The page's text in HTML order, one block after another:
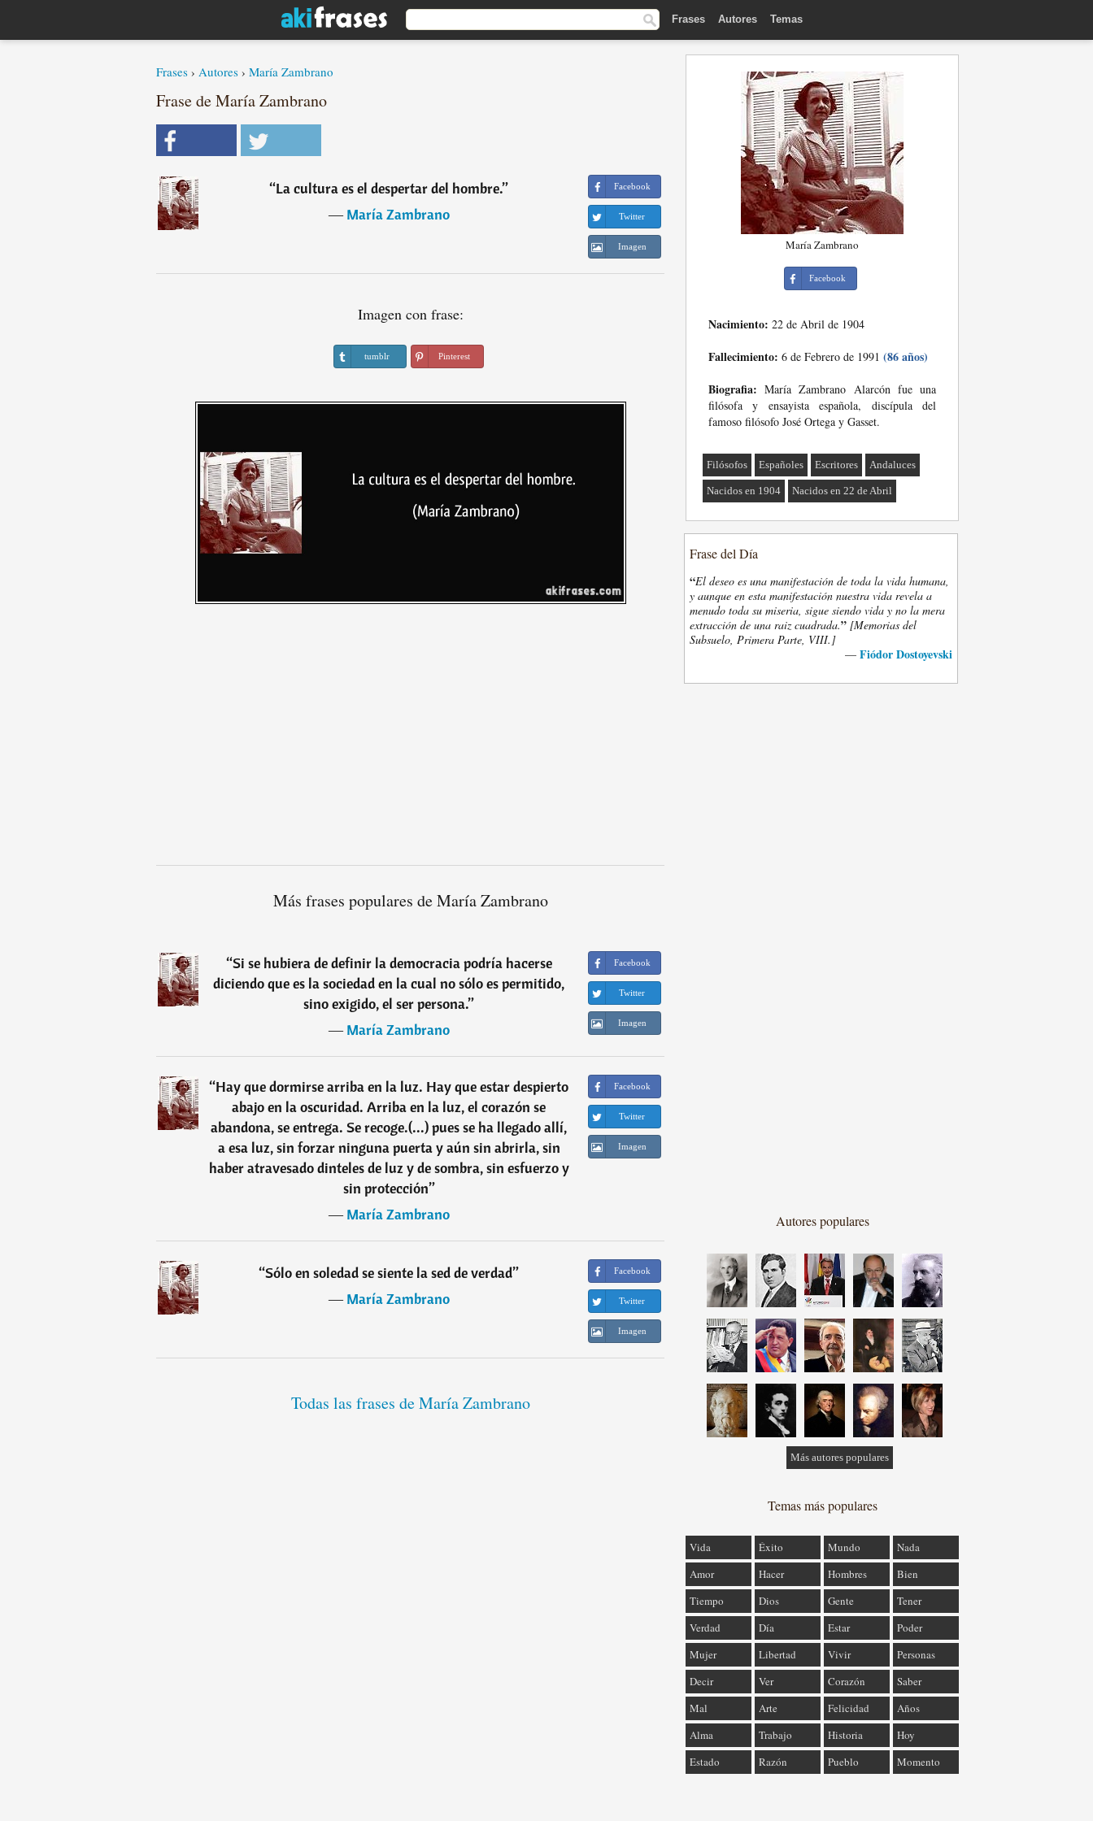
Frases Autores Temas
Frases › Autores › María Zambrano
Frase de María Zambrano
“La cultura es el despertar del hombre.”
―María Zambrano
Facebook
Twitter
Imagen
Imagen con frase:
tumblr Pinterest
Más frases populares de María Zambrano
“Si se hubiera de definir la democracia podría hacerse
diciendo que es la sociedad en la cual no sólo es permitido,
sino exigido, el ser persona.”
―María Zambrano
Facebook
Twitter
Imagen
“Hay que dormirse arriba en la luz. Hay que estar despierto
abajo en la oscuridad. Arriba en la luz, el corazón se
abandona, se entrega. Se recoge.(...) pues se ha llegado allí,
a esa luz, sin forzar ninguna puerta y aún sin abrirla, sin
haber atravesado dinteles de luz y de sombra, sin esfuerzo y
sin protección”
―María Zambrano
Facebook
Twitter
Imagen
“Sólo en soledad se siente la sed de verdad”
―María Zambrano
Facebook
Twitter
Imagen
Todas las frases de María Zambrano
María Zambrano
Facebook
Nacimiento: 22 de Abril de 1904
Fallecimiento: 6 de Febrero de 1991 (86 años)
Biografia: María Zambrano Alarcón fue una
filósofa y ensayista española, discípula del
famoso filósofo José Ortega y Gasset.
Filósofos Españoles Escritores Andaluces
Nacidos en 1904 Nacidos en 22 de Abril
Frase del Día
“El deseo es una manifestación de toda la vida humana,
y aunque en esta manifestación nuestra vida revela a
menudo toda su miseria, sigue siendo vida y no la mera
extracción de una raiz cuadrada.” [Memorias del
Subsuelo, Primera Parte, VIII.]
— Fiódor Dostoyevski
Autores populares
Más autores populares
Temas más populares
Vida Éxito Mundo
Nada
Amor
Hacer Hombres
Bien
Tiempo
Dios Gente
Tener
Verdad
Día Estar
Poder
Mujer
Libertad Vivir
Personas
Decir
Ver Corazón
Saber
Mal
Arte Felicidad
Años
Alma
Trabajo Historia
Hoy
Estado
Razón Pueblo Momento